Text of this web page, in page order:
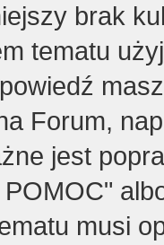
brak
tematu
Forum,
jest
musi